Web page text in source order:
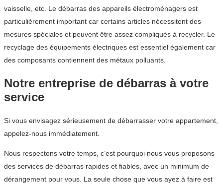
vaisselle, etc. Le débarras des appareils électroménagers est
particulièrement important car certains articles nécessitent des
mesures spéciales et peuvent être assez compliqués à recycler. Le
recyclage des équipements électriques est essentiel également car
des composants contiennent des métaux polluants.
Notre entreprise de débarras à votre
service
Si vous envisagez sérieusement de débarrasser votre appartement,
appelez-nous immédiatement.
Nous respectons votre temps, c’est pourquoi nous vous proposons
des services de débarras rapides et fiables, avec un minimum de
dérangement pour vous. La seule chose que vous ayez à faire est